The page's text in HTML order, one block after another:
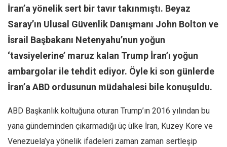
Kemal Özer
Mahmut Toptaş
Yvonne Ridley
Barış Tarımcıoğlu
Ömer Kayani
Yusuf Armağan
Selçuk Türkyılmaz
İran’a yönelik sert bir tavır takınmıştı. Beyaz
Saray’ın Ulusal Güvenlik Danışmanı John Bolton ve
İsrail Başbakanı Netenyahu’nun yoğun
‘tavsiyelerine’ maruz kalan Trump İran’ı yoğun
ambargolar ile tehdit ediyor. Öyle ki son günlerde
İran’a ABD ordusunun müdahalesi bile konuşuldu.
ABD Başkanlık koltuğuna oturan Trump’ın 2016 yılından bu
yana gündeminden çıkarmadığı üç ülke İran, Kuzey Kore ve
Venezuela’ya yönelik ifadeleri zaman zaman sertleşip